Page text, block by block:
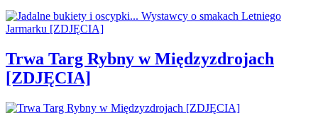
Trwa Targ Rybny w Międzyzdrojach
[ZDJĘCIA]